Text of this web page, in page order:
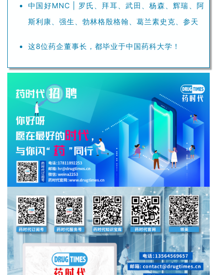
中国好MNC | 罗氏、拜耳、武田、杨森、辉瑞、阿
斯利康、强生、勃林格殷格翰、葛兰素史克、参天
这8位药企董事长，都毕业于中国药科大学！